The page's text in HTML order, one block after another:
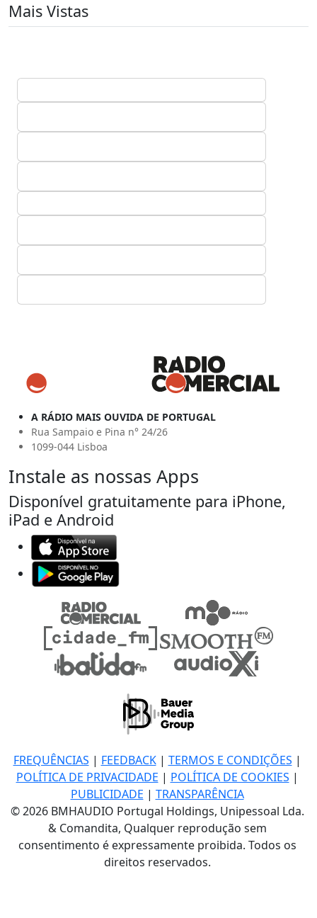
Mais Vistas
A RÁDIO MAIS OUVIDA DE PORTUGAL
Rua Sampaio e Pina n° 24/26
1099-044 Lisboa
Instale as nossas Apps
Disponível gratuitamente para iPhone,
iPad e Android
FREQUÊNCIAS | FEEDBACK| TERMOS E CONDIÇÕES |
POLÍTICA DE PRIVACIDADE | POLÍTICA DE COOKIES |
PUBLICIDADE | TRANSPARÊNCIA
© 2026 BMHAUDIO Portugal Holdings, Unipessoal Lda.
& Comandita, Qualquer reprodução sem
consentimento é expressamente proibida. Todos os
direitos reservados.